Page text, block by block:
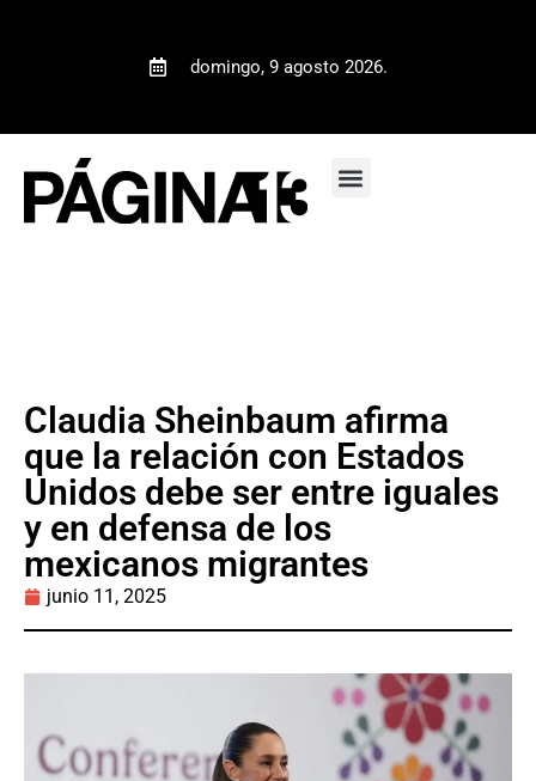
domingo, 9 agosto 2026.
Claudia Sheinbaum afirma
que la relación con Estados
Unidos debe ser entre iguales
y en defensa de los
mexicanos migrantes
junio 11, 2025